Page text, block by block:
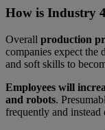
How is Industry
Overall production
companies expect the
and soft skills to
Employees will
and robots.
frequently and